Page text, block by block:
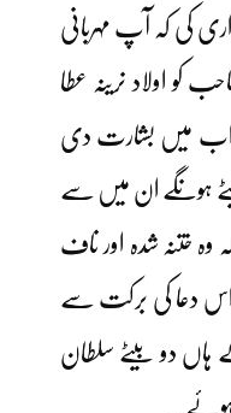
کی کہ آپ مہربانی
کو اولاد نرینہ عطا
میں بشارت دی
ہونگے ان میں سے
وہ ختنہ شدہ اور ناف
اس دعا کی برکت سے
ہاں دو بیٹے سلطان
ہوئے۔